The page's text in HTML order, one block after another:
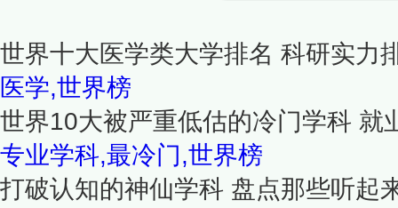
世界十大医学类大学排名 科研实力
医学,世界榜
世界10大被严重低估的冷门学科 就
专业学科,最冷门,世界榜
打破认知的神仙学科 盘点那些听起